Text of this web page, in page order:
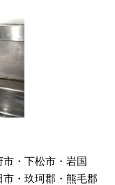
・下松市・岩国
・玖珂郡・熊毛郡